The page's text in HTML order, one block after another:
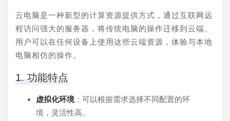
云电脑是一种新型的计算资源提供方式，通过互联网远
程访问强大的服务器，将传统电脑的操作迁移到云端。
用户可以在任何设备上使用这些云端资源，体验与本地
电脑相仿的操作。
1. 功能特点
虚拟化环境：可以根据需求选择不同配置的环
境，灵活性高。